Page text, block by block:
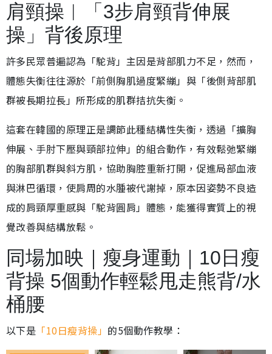
肩頸操︱「3步肩頸背伸展
操」背後原理
許多民眾普遍認為「駝背」主因是背部肌力不足，然而，
體態失衡往往源於「前側胸肌過度緊繃」與「後側背部肌
群被長期拉長」所形成的肌群拮抗失衡。
這套在韓國的原理正是調節此種結構性失衡，透過「擴胸
伸展、手肘下壓與頸部拉伸」的組合動作，有效鬆弛緊繃
的胸部肌群與斜方肌，協助胸腔重新打開，促進局部血液
與淋巴循環，使肩周的水腫被代謝掉，原本因姿勢不良造
成的肩頸厚重感與「駝背圓肩」體態，能獲得實質上的視
覺改善與結構放鬆。
同場加映｜瘦身運動｜10日瘦
背操 5個動作輕鬆甩走熊背/水
桶腰
以下是 「10日瘦背操」 的5個動作教學：